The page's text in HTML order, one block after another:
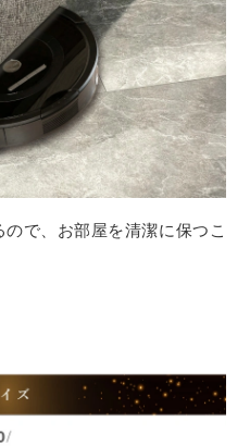
で、お部屋を清潔に保つこ